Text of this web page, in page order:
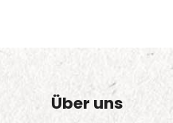
Über uns